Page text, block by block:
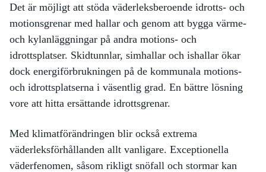
Det är möjligt att stöda väderleksberoende idrotts- och
motionsgrenar med hallar och genom att bygga värme-
och kylanläggningar på andra motions- och
idrottsplatser. Skidtunnlar, simhallar och ishallar ökar
dock energiförbrukningen på de kommunala motions-
och idrottsplatserna i väsentlig grad. En bättre lösning
vore att hitta ersättande idrottsgrenar.
Med klimatförändringen blir också extrema
väderleksförhållanden allt vanligare. Exceptionella
väderfenomen, såsom rikligt snöfall och stormar kan